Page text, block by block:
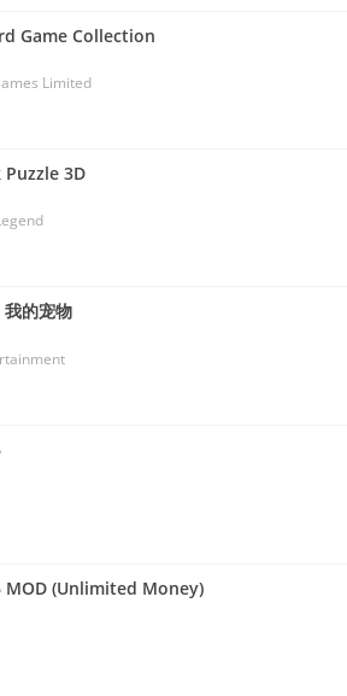
Game Collection
Limited
3D
的宠物
MOD (Unlimited Money)